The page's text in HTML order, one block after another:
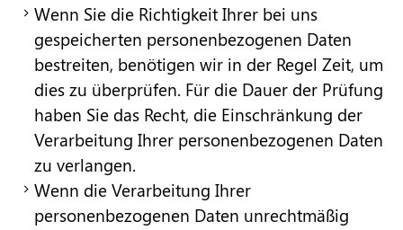
Wenn Sie die Richtigkeit Ihrer bei uns
gespeicherten personenbezogenen Daten
bestreiten, benötigen wir in der Regel Zeit, um
dies zu überprüfen. Für die Dauer der Prüfung
haben Sie das Recht, die Einschränkung der
Verarbeitung Ihrer personenbezogenen Daten
zu verlangen.
Wenn die Verarbeitung Ihrer
personenbezogenen Daten unrechtmäßig